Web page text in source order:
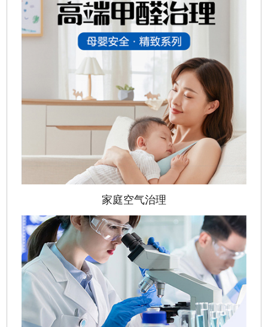
家庭空气治理